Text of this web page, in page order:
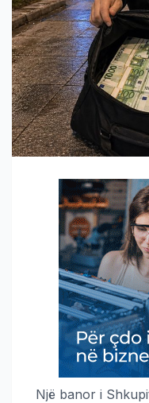
Një banor i